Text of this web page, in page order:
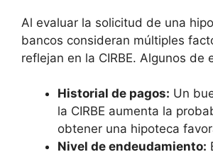
Al evaluar la solicitud de una
bancos consideran múltiples
reflejan en la CIRBE. Algunos de
Historial de pagos: Un
la CIRBE aumenta la
obtener una hipoteca
Nivel de endeudamiento: